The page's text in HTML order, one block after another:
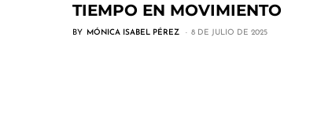
TIEMPO EN MOVIMIENTO
BY MÓNICA ISABEL PÉREZ 8 DE JULIO DE 2025